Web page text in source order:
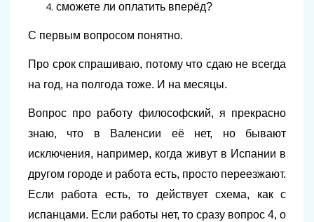
сможете ли оплатить вперёд?
С первым вопросом понятно.
Про срок спрашиваю, потому что сдаю не всегда
на год, на полгода тоже. И на месяцы.
Вопрос про работу философский, я прекрасно
знаю, что в Валенсии её нет, но бывают
исключения, например, когда живут в Испании в
другом городе и работа есть, просто переезжают.
Если работа есть, то действует схема, как с
испанцами. Если работы нет, то сразу вопрос 4, о